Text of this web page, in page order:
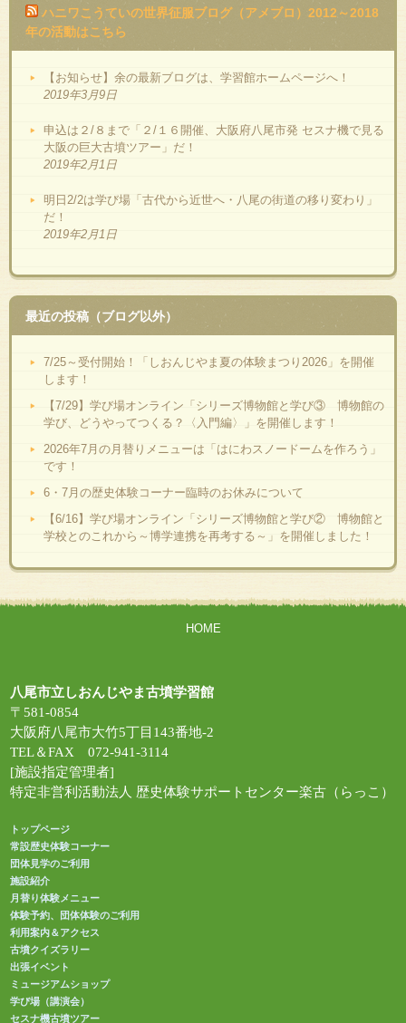
ハニワこうていの世界征服ブログ（アメブロ）2012～2018
年の活動はこちら
【お知らせ】余の最新ブログは、学習館ホームページへ！
2019年3月9日
申込は２/８まで「２/１６開催、大阪府八尾市発 セスナ機で見る
大阪の巨大古墳ツアー」だ！
2019年2月1日
明日2/2は学び場「古代から近世へ・八尾の街道の移り変わり」
だ！
2019年2月1日
最近の投稿（ブログ以外）
7/25～受付開始！「しおんじやま夏の体験まつり2026」を開催
します！
【7/29】学び場オンライン「シリーズ博物館と学び③ 博物館の
学び、どうやってつくる？〈入門編〉」を開催します！
2026年7月の月替りメニューは「はにわスノードームを作ろう」
です！
6・7月の歴史体験コーナー臨時のお休みについて
【6/16】学び場オンライン「シリーズ博物館と学び② 博物館と
学校とのこれから～博学連携を再考する～」を開催しました！
HOME
八尾市立しおんじやま古墳学習館
〒581-0854
大阪府八尾市大竹5丁目143番地-2
TEL＆FAX 072-941-3114
[施設指定管理者]
特定非営利活動法人 歴史体験サポートセンター楽古（らっこ）
トップページ
常設歴史体験コーナー
団体見学のご利用
施設紹介
月替り体験メニュー
体験予約、団体体験のご利用
利用案内＆アクセス
古墳クイズラリー
出張イベント
ミュージアムショップ
学び場（講演会）
セスナ機古墳ツアー